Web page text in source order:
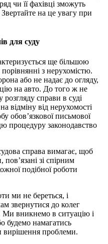
чи її фахівці зможуть
на це увагу при
для суду
ще більшою
з нерухомістю.
або не надає до огляду,
на авто. До того ж не
справи в суді
відміну від нерухомості
обов’язкової письмової
процедуру законодавство
справа вимагає, щоб
зі спірним
подібної роботи
ми не береться, і
звернутися до колег
Ми вникнемо в ситуацію і
будемо намагатись
вирішення проблеми.